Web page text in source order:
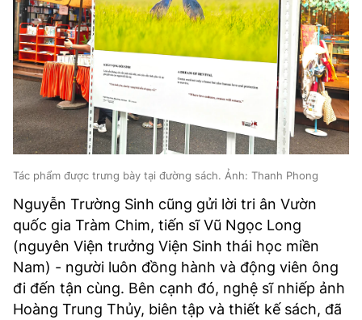
Tác phẩm được trưng bày tại đường sách. Ảnh: Thanh Phong
Nguyễn Trường Sinh cũng gửi lời tri ân Vườn
quốc gia Tràm Chim, tiến sĩ Vũ Ngọc Long
(nguyên Viện trưởng Viện Sinh thái học miền
Nam) - người luôn đồng hành và động viên ông
đi đến tận cùng. Bên cạnh đó, nghệ sĩ nhiếp ảnh
Hoàng Trung Thủy, biên tập và thiết kế sách, đã